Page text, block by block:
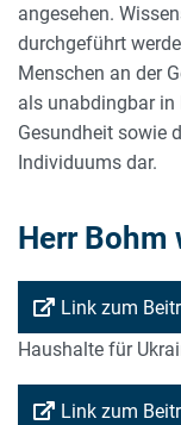
angesehen.
durchgeführt
Menschen an der
als unabdingbar
Gesundheit sowie
Individuums dar.
Herr Bohm
Link zum
Haushalte für
Link zum